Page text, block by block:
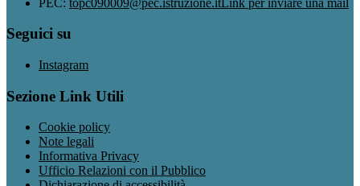
Seguici su
Instagram
Sezione Link Utili
Cookie policy
Note legali
Informativa Privacy
Ufficio Relazioni con il Pubblico